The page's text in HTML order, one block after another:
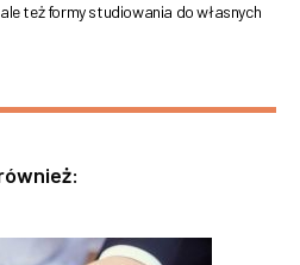
też formy studiowania do własnych